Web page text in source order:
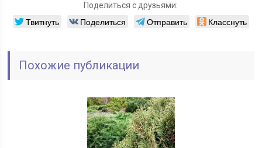
Поделиться с друзьями:
Твитнуть Поделиться Отправить Класснуть
Похожие публикации